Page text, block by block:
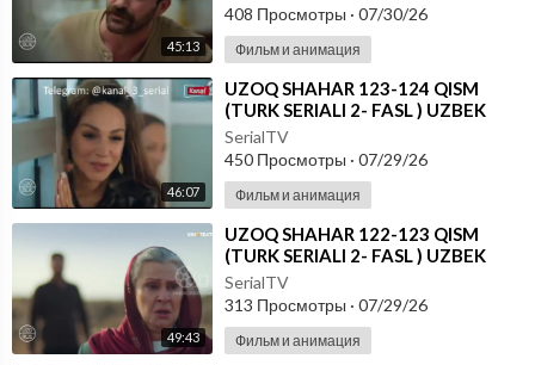
45:13
408 Просмотры · 07/30/26
Фильм и анимация
46:07
⁣UZOQ SHAHAR 123-124 QISM
(TURK SERIALI 2- FASL ) UZBEK
TILIDA
SerialTV
450 Просмотры · 07/29/26
Фильм и анимация
49:43
⁣UZOQ SHAHAR 122-123 QISM
(TURK SERIALI 2- FASL ) UZBEK
TILIDA
SerialTV
313 Просмотры · 07/29/26
Фильм и анимация